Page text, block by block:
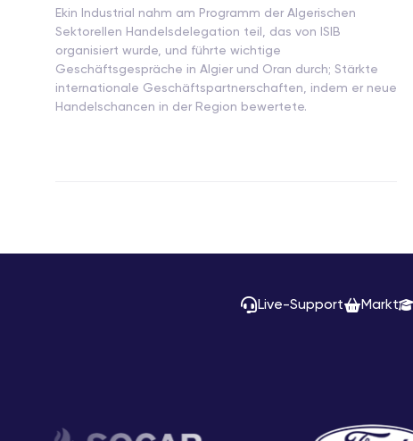
Ekin Industrial nahm am Programm der Algerischen
Sektorellen Handelsdelegation teil, das von ISIB
organisiert wurde, und führte wichtige
Geschäftsgespräche in Algier und Oran durch; Stärkte
internationale Geschäftspartnerschaften, indem er neue
Handelschancen in der Region bewertete.
Live-Support Markt